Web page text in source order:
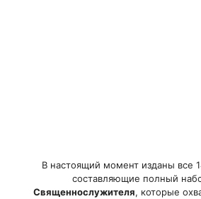
В настоящий момент изданы все
составляющие полный
Священнослужителя, которые